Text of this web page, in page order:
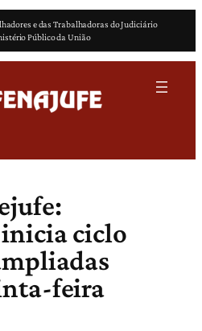
e das Trabalhadoras do Judiciário
Público da União
ciclo
feira